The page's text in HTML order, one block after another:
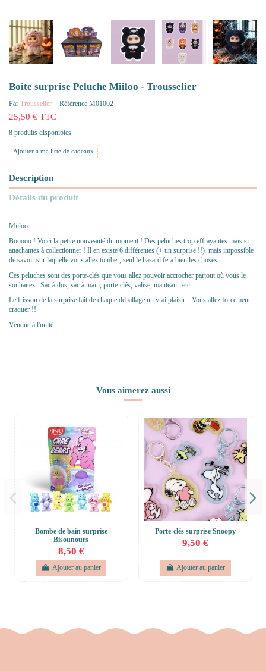
Boite surprise Peluche Miiloo - Trousselier
Par Trousselier Référence M01002
25,50 € TTC
8 produits disponibles
Ajouter à ma liste de cadeaux
Description
Détails du produit
Miiloo
Booooo ! Voici la petite nouveauté du moment ! Des peluches trop effrayantes mais si
attachantes à collectionner ! Il en existe 6 différentes (+ un surprise !!) mais impossible
de savoir sur laquelle vous allez tomber, seul le hasard fera bien les choses.
Ces peluches sont des porte-clés que vous allez pouvoir accrocher partout où vous le
souhaitez.. Sac à dos, sac à main, porte-clés, valise, manteau...etc..
Le frisson de la surprise fait de chaque déballage un vrai plaisir... Vous allez forcément
craquer !!
Vendue à l'unité.
Vous aimerez aussi
Bombe de bain surprise
Bisounours
8,50 €
Ajouter au panier
Porte-clés surprise Snoopy
9,50 €
Ajouter au panier